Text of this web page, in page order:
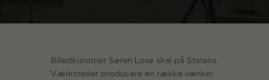
Billedkunstner Søren Lose skal på Statens
Værksteder producere en række værker